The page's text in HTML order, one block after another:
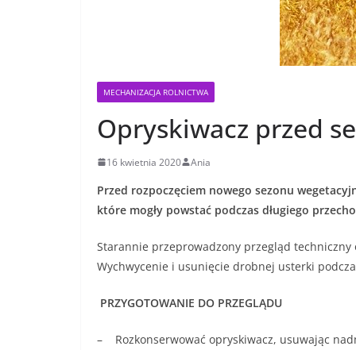
MECHANIZACJA ROLNICTWA
Opryskiwacz przed
16 kwietnia 2020 Ania
Przed rozpoczęciem nowego sezonu
które mogły powstać podczas długiego
Starannie przeprowadzony przegląd
Wychwycenie i usunięcie drobnej usterki
PRZYGOTOWANIE DO PRZEGLĄDU
– Rozkonserwować opryskiwacz, usuwając